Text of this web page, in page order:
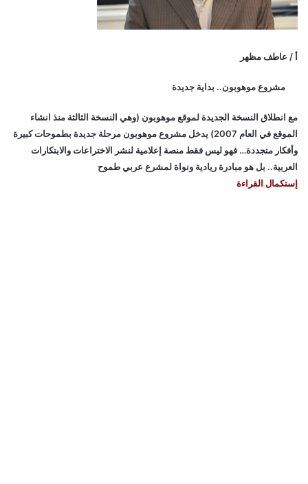
أ / عاطف مظهر
مشروع موهوبون.. بداية جديدة
مع انطلاق النسخة الجديدة لموقع موهوبون (وهي النسخة الثالثة منذ انشاء
الموقع في العام 2007) يدخل مشروع موهوبون مرحلة جديدة بطموحات كبيرة
وأفكار متجددة… فهو ليس فقط منصة إعلامية لنشر الاختراعات والابتكارات
العربية.. بل هو مبادرة ريادية ونواة لمشرع عربي طموح
إستكمال القراءة